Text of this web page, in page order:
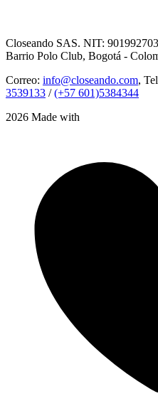
Closeando SAS. NIT:
Barrio Polo Club, Bogotá -
Correo: info@closeando.com,
3539133 /(+57 601)5384344
2026 Made with